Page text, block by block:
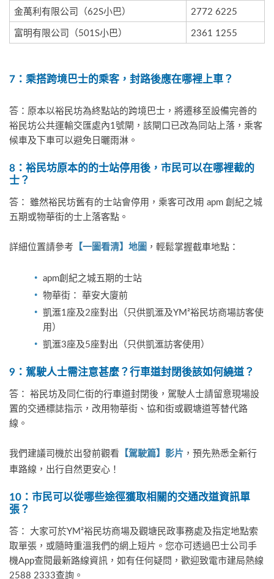
金萬利有限公司（62S小巴）
2772 6225
富明有限公司（501S小巴）
2361 1255
7 ：乘搭跨境巴士的乘客，封路後應在哪裡上車？
答：原本以裕民坊為終點站的跨境巴士，將遷移至設備完善的
裕民坊公共運輸交匯處內1號閘，該閘口已改為同站上落，乘客
候車及下車可以避免日曬雨淋。
8 ：裕民坊原本的的士站停用後，市民可以在哪裡截的
士？
答： 雖然裕民坊舊有的士站會停用，乘客可改用 apm 創紀之城
五期或物華街的士上落客點。
詳細位置請參考 【一圖看清】地圖 ，輕鬆掌握截車地點：
apm創紀之城五期的士站
物華街： 華安大廈前
凱滙1座及2座對出（只供凱滙及YM²裕民坊商場訪客使
用）
凱滙3座及5座對出（只供凱滙訪客使用）
9 ：駕駛人士需注意甚麼？行車道封閉後該如何繞道？
答： 裕民坊及同仁街的行車道封閉後，駕駛人士請留意現場設
置的交通標誌指示，改用物華街、協和街或觀塘道等替代路
線。
我們建議司機於出發前觀看 【駕駛篇】影片 ，預先熟悉全新行
車路線，出行自然更安心！
10 ：市民可以從哪些途徑獲取相關的交通改道資訊單
張？
答： 大家可於YM²裕民坊商場及觀塘民政事務處及指定地點索
取單張，或隨時重溫我們的網上短片。您亦可透過巴士公司手
機App查閱最新路線資訊，如有任何疑問，歡迎致電市建局熱線
2588 2333查詢。